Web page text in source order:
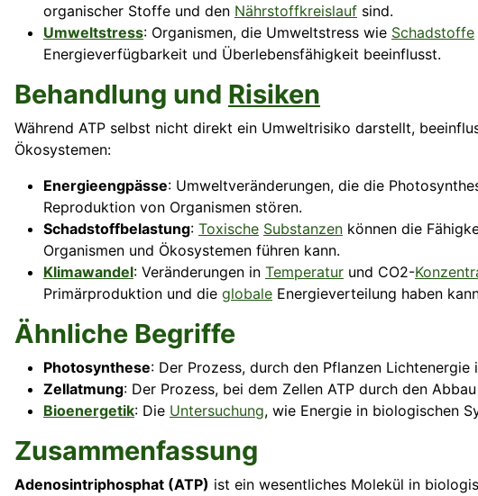
organischer Stoffe und den Nährstoffkreislauf sind.
Umweltstress: Organismen, die Umweltstress wie Schadstoffe
Energieverfügbarkeit und Überlebensfähigkeit beeinflusst.
Behandlung und Risiken
Während ATP selbst nicht direkt ein Umweltrisiko darstellt,
Ökosystemen:
Energieengpässe: Umweltveränderungen, die die
Reproduktion von Organismen stören.
Schadstoffbelastung: Toxische Substanzen können die
Organismen und Ökosystemen führen kann.
Klimawandel: Veränderungen in Temperatur und CO2-
Primärproduktion und die globale Energieverteilung haben
Ähnliche Begriffe
Photosynthese: Der Prozess, durch den Pflanzen
Zellatmung: Der Prozess, bei dem Zellen ATP durch den
Bioenergetik: Die Untersuchung, wie Energie in biologischen
Zusammenfassung
Adenosintriphosphat (ATP) ist ein wesentliches Molekül in